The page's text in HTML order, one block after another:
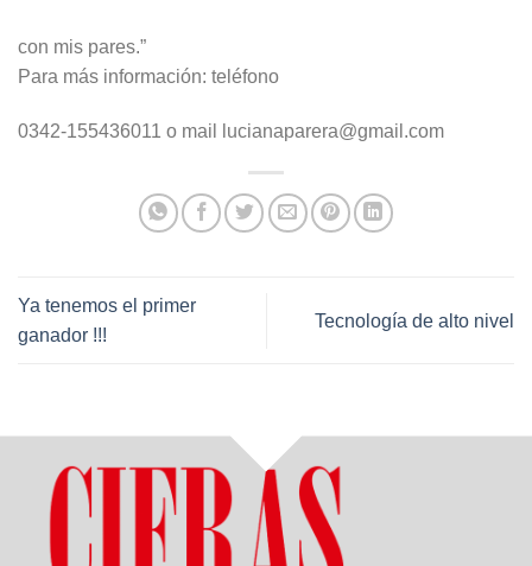
con mis pares.”
Para más información: teléfono
0342-155436011 o mail lucianaparera@gmail.com
Ya tenemos el primer
ganador !!!
Tecnología de alto nivel